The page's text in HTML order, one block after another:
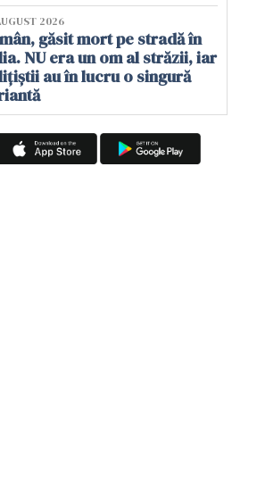
2026
găsit mort pe stradă în
NU era un om al străzii, iar
au în lucru o singură